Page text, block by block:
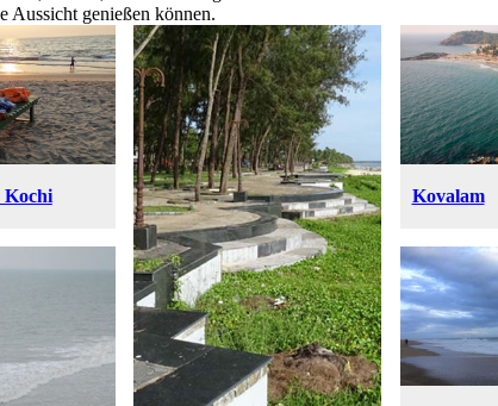
Aussicht genießen können.
Kochi Kovalam